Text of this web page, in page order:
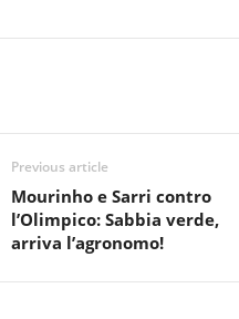
Previous article
Mourinho e Sarri contro
l’Olimpico: Sabbia verde,
arriva l’agronomo!